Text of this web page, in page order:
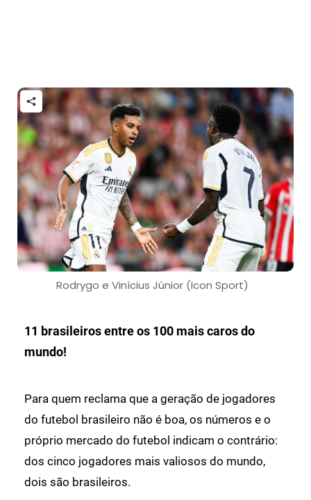
Rodrygo e Vinícius Júnior (Icon Sport)
11 brasileiros entre os 100 mais caros do
mundo!
Para quem reclama que a geração de jogadores
do futebol brasileiro não é boa, os números e o
próprio mercado do futebol indicam o contrário:
dos cinco jogadores mais valiosos do mundo,
dois são brasileiros.